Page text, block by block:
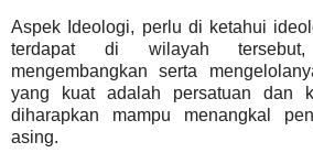
Aspek Ideologi, perlu di ketahui
terdapat di wilayah
mengembangkan serta
yang kuat adalah persatuan dan
diharapkan mampu menangkal
asing.